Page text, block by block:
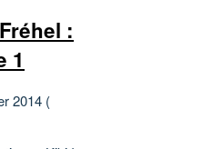
:
1
2014 (